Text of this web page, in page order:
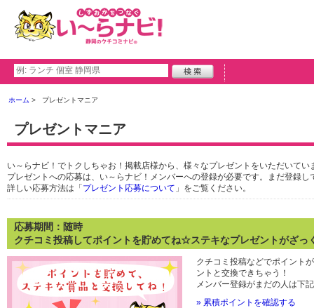
ホーム プレゼントマニア
プレゼントマニア
い～らナビ！でトクしちゃお！掲載店様から、様々なプレゼントをいただいて
プレゼントへの応募は、い～らナビ！メンバーへの登録が必要です。まだ登録し
詳しい応募方法は「 プレゼント応募について 」をご覧ください。
応募期間：随時
クチコミ投稿してポイントを貯めてね☆ステキなプレゼントがざっ
クチコミ投稿などでポイント
ントと交換できちゃう！
メンバー登録がまだの人は下
» 累積ポイントを確認する